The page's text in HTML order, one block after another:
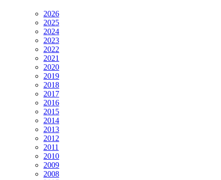
2026
2025
2024
2023
2022
2021
2020
2019
2018
2017
2016
2015
2014
2013
2012
2011
2010
2009
2008